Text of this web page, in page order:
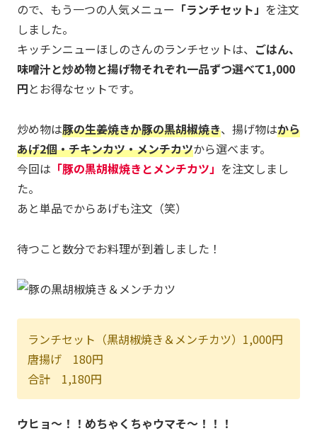
ので、もう一つの人気メニュー 「ランチセット」 を注文
しました。
キッチンニューほしのさんのランチセットは、 ごはん、
味噌汁と炒め物と揚げ物それぞれ一品ずつ選べて1,000
円とお得なセットです。
炒め物は豚の生姜焼きか豚の黒胡椒焼き、揚げ物はから
あげ2個・チキンカツ・メンチカツから選べます。
今回は 「豚の黒胡椒焼きとメンチカツ」 を注文しまし
た。
あと単品でからあげも注文（笑）
待つこと数分でお料理が到着しました！
ランチセット（黒胡椒焼き＆メンチカツ）1,000円
唐揚げ 180円
合計 1,180円
ウヒョ～！！めちゃくちゃウマそ～！！！